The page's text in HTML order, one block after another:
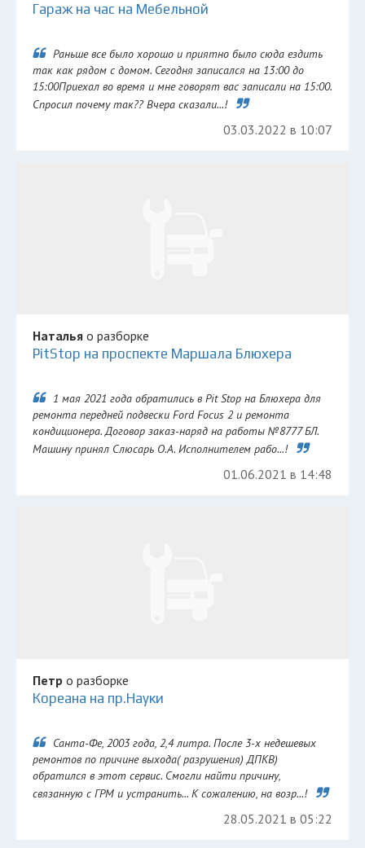
Гараж на час на Мебельной
Раньше все было хорошо и приятно было сюда ездить
так как рядом с домом. Сегодня записался на 13:00 до
15:00Приехал во время и мне говорят вас записали на 15:00.
Спросил почему так?? Вчера сказали...!
03.03.2022 в 10:07
Наталья о разборке
PitStop на проспекте Маршала Блюхера
1 мая 2021 года обратились в Pit Stop на Блюхера для
ремонта передней подвески Ford Focus 2 и ремонта
кондиционера. Договор заказ-наряд на работы №8777 БЛ.
Машину принял Слюсарь О.А. Исполнителем рабо...!
01.06.2021 в 14:48
Петр о разборке
Кореана на пр.Науки
Санта-Фе, 2003 года, 2,4 литра. После 3-х недешевых
ремонтов по причине выхода( разрушения) ДПКВ)
обратился в этот сервис. Смогли найти причину,
связанную с ГРМ и устранить... К сожалению, на возр...!
28.05.2021 в 05:22